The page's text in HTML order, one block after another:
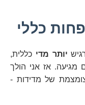
כללי
יותר מדי כללית,
מגיעה. אז אני הולך
של מדידות -